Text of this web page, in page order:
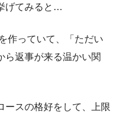
げてみると…
作っていて、「ただい
ら返事が来る温かい関
ースの格好をして、上限